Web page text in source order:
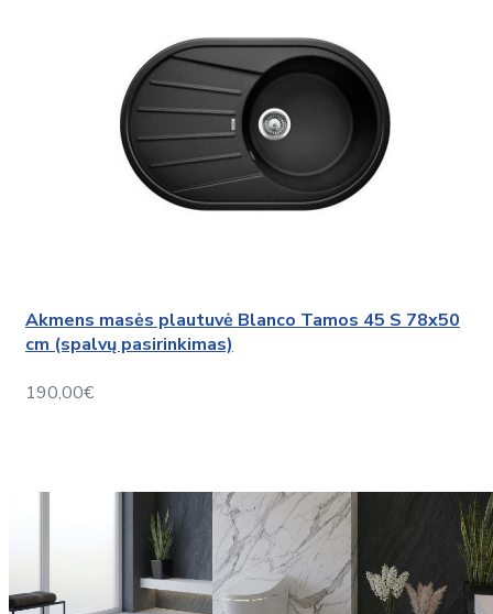
Akmens masės plautuvė Blanco Tamos 45 S 78x50
cm (spalvų pasirinkimas)
190,00€